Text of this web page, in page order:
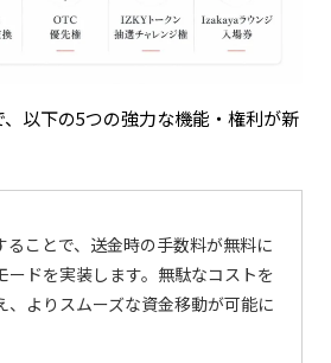
以下の5つの強力な機能・権利が新
ることで、送金時の手数料が無料に
ードを実装します。無駄なコストを
、よりスムーズな資金移動が可能に